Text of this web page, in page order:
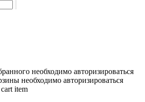
необходимо авторизироваться
необходимо авторизироваться